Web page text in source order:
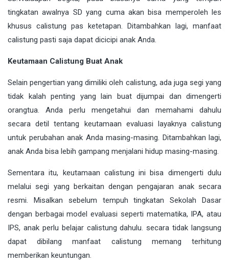
tingkatan awalnya SD yang cuma akan bisa memperoleh les
khusus calistung pas ketetapan. Ditambahkan lagi, manfaat
calistung pasti saja dapat dicicipi anak Anda.
Keutamaan Calistung Buat Anak
Selain pengertian yang dimiliki oleh calistung, ada juga segi yang
tidak kalah penting yang lain buat dijumpai dan dimengerti
orangtua. Anda perlu mengetahui dan memahami dahulu
secara detil tentang keutamaan evaluasi layaknya calistung
untuk perubahan anak Anda masing-masing. Ditambahkan lagi,
anak Anda bisa lebih gampang menjalani hidup masing-masing.
Sementara itu, keutamaan calistung ini bisa dimengerti dulu
melalui segi yang berkaitan dengan pengajaran anak secara
resmi. Misalkan sebelum tempuh tingkatan Sekolah Dasar
dengan berbagai model evaluasi seperti matematika, IPA, atau
IPS, anak perlu belajar calistung dahulu. secara tidak langsung
dapat dibilang manfaat calistung memang terhitung
memberikan keuntungan.